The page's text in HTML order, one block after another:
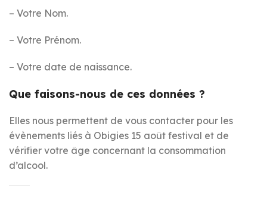
– Votre Nom.
– Votre Prénom.
– Votre date de naissance.
Que faisons-nous de ces données ?
Elles nous permettent de vous contacter pour les
évènements liés à Obigies 15 août festival et de
vérifier votre âge concernant la consommation
d’alcool.